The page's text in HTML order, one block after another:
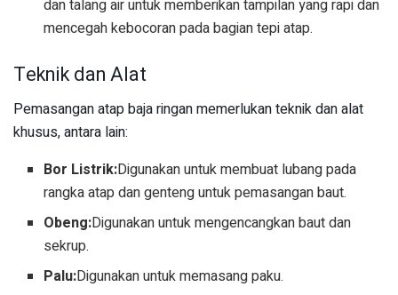
dan talang air untuk memberikan tampilan yang rapi dan
mencegah kebocoran pada bagian tepi atap.
Teknik dan Alat
Pemasangan atap baja ringan memerlukan teknik dan alat
khusus, antara lain:
Bor Listrik:Digunakan untuk membuat lubang pada
rangka atap dan genteng untuk pemasangan baut.
Obeng:Digunakan untuk mengencangkan baut dan
sekrup.
Palu:Digunakan untuk memasang paku.